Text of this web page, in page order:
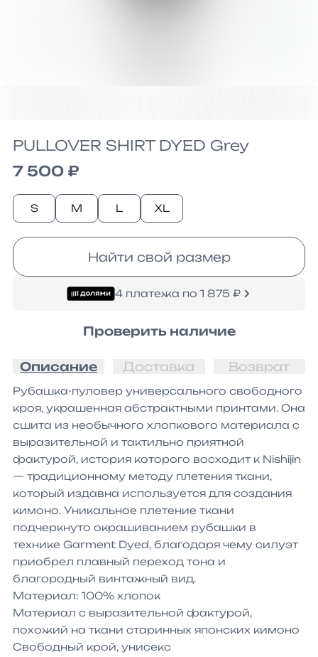
PULLOVER SHIRT DYED Grey
7 500 ₽
S M L XL
Найти свой размер
4 платежа по 1 875 ₽
Проверить наличие
Описание Доставка Возврат
Рубашка-пуловер универсального свободного
кроя, украшенная абстрактными принтами. Она
сшита из необычного хлопкового материала с
выразительной и тактильно приятной
фактурой, история которого восходит к Nishijin
— традиционному методу плетения ткани,
который издавна используется для создания
кимоно. Уникальное плетение ткани
подчеркнуто окрашиванием рубашки в
технике Garment Dyed, благодаря чему силуэт
приобрел плавный переход тона и
благородный винтажный вид.
Материал: 100% хлопок
Материал с выразительной фактурой,
похожий на ткани старинных японских кимоно
Свободный крой, унисекс